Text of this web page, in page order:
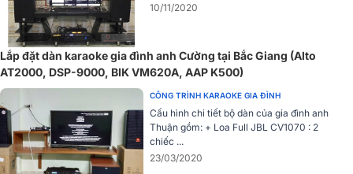
Nếu đang có nhu cầu sở hữu cho mình một sản phẩm micro chất
lượng thì không nên bỏ qua sản phẩm Micro không dây AAP K500.
Hiện Bảo Châu Elec đang phân phối sản phẩm với giá thành ưu đãi
nhất cùng chế độ bảo hành đảm bảo. Liên hệ ngay hotline1900
0255nhé !
Micro không dây hát karaoke CHÍNH
10/11/2020
Lắp đặt dàn karaoke gia đình anh Cường tại Bắc Giang (Alto
AT2000, DSP-9000, BIK VM620A, AAP K500)
CÔNG TRÌNH KARAOKE GIA ĐÌNH
Cấu hình chi tiết bộ dàn của gia đình anh
Thuận gồm: + Loa Full JBL CV1070 : 2
chiếc ...
23/03/2020